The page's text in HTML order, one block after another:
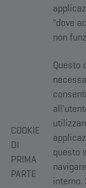
"dove
non
COOKIE
DI
PRIMA
PARTE
Questo
questo
interno.